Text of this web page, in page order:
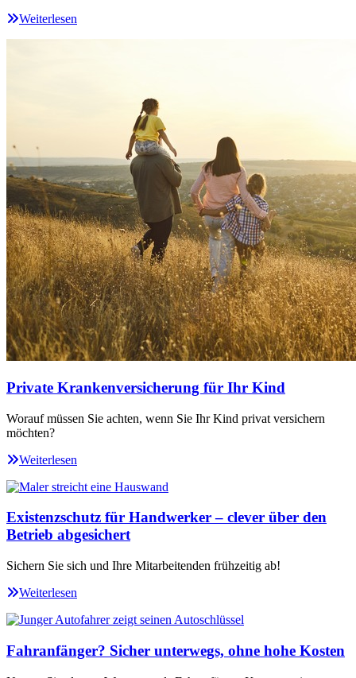
Weiterlesen
Private Krankenversicherung für Ihr Kind
Worauf müssen Sie achten, wenn Sie Ihr Kind privat versichern
möchten?
Weiterlesen
Existenzschutz für Handwerker – clever über den
Betrieb abgesichert
Sichern Sie sich und Ihre Mitarbeitenden frühzeitig ab!
Weiterlesen
Fahranfänger? Sicher unterwegs, ohne hohe Kosten